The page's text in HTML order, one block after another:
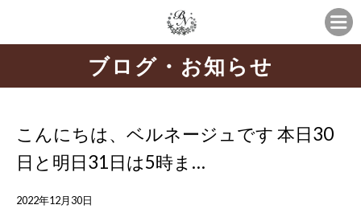
ブログ・お知らせ
こんにちは、ベルネージュです 本日30
日と明日31日は5時ま…
2022年12月30日